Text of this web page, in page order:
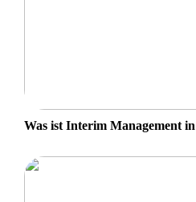
Was ist Interim Management